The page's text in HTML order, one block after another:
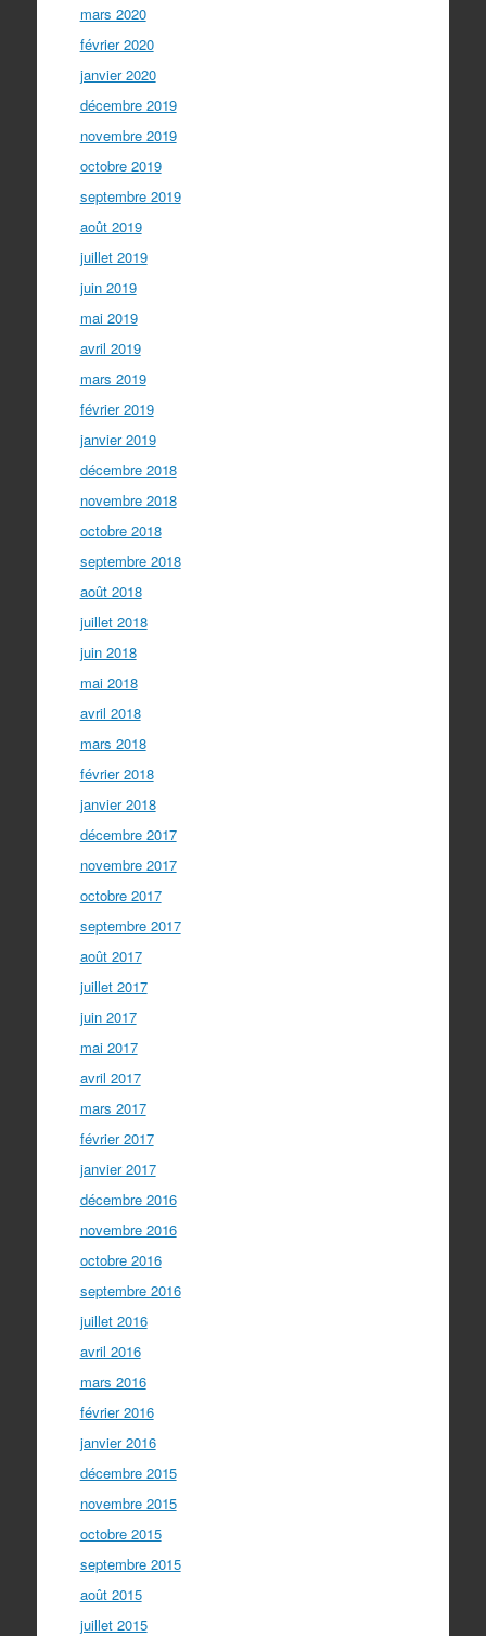
mars 2020
février 2020
janvier 2020
décembre 2019
novembre 2019
octobre 2019
septembre 2019
août 2019
juillet 2019
juin 2019
mai 2019
avril 2019
mars 2019
février 2019
janvier 2019
décembre 2018
novembre 2018
octobre 2018
septembre 2018
août 2018
juillet 2018
juin 2018
mai 2018
avril 2018
mars 2018
février 2018
janvier 2018
décembre 2017
novembre 2017
octobre 2017
septembre 2017
août 2017
juillet 2017
juin 2017
mai 2017
avril 2017
mars 2017
février 2017
janvier 2017
décembre 2016
novembre 2016
octobre 2016
septembre 2016
juillet 2016
avril 2016
mars 2016
février 2016
janvier 2016
décembre 2015
novembre 2015
octobre 2015
septembre 2015
août 2015
juillet 2015